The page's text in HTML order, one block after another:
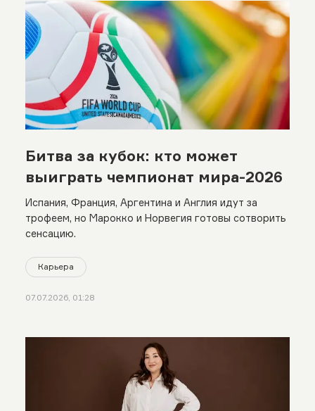
Битва за кубок: кто может
выиграть чемпионат мира-2026
Испания, Франция, Аргентина и Англия идут за
трофеем, но Марокко и Норвегия готовы сотворить
сенсацию.
Карьера
07.07.2026, 01:28